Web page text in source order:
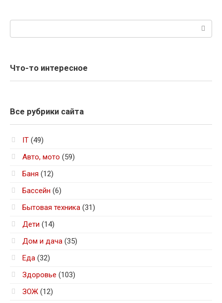
Что-то интересное
Все рубрики сайта
IT (49)
Авто, мото (59)
Баня (12)
Бассейн (6)
Бытовая техника (31)
Дети (14)
Дом и дача (35)
Еда (32)
Здоровье (103)
ЗОЖ (12)